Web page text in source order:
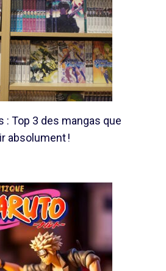
: Top 3 des mangas que
absolument !